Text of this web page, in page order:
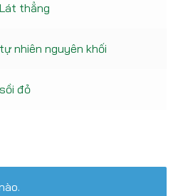
Lát thẳng
tự nhiên nguyên khối
sồi đỏ